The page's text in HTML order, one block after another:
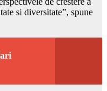
si diversitate”, spune